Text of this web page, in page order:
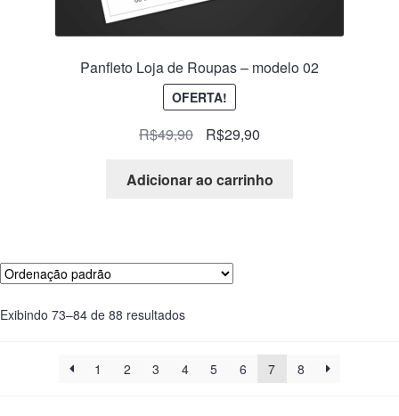
Panfleto Loja de Roupas – modelo 02
OFERTA!
R$49,90 R$29,90
Adicionar ao carrinho
Exibindo 73–84 de 88 resultados
1 2 3 4 5 6 7 8